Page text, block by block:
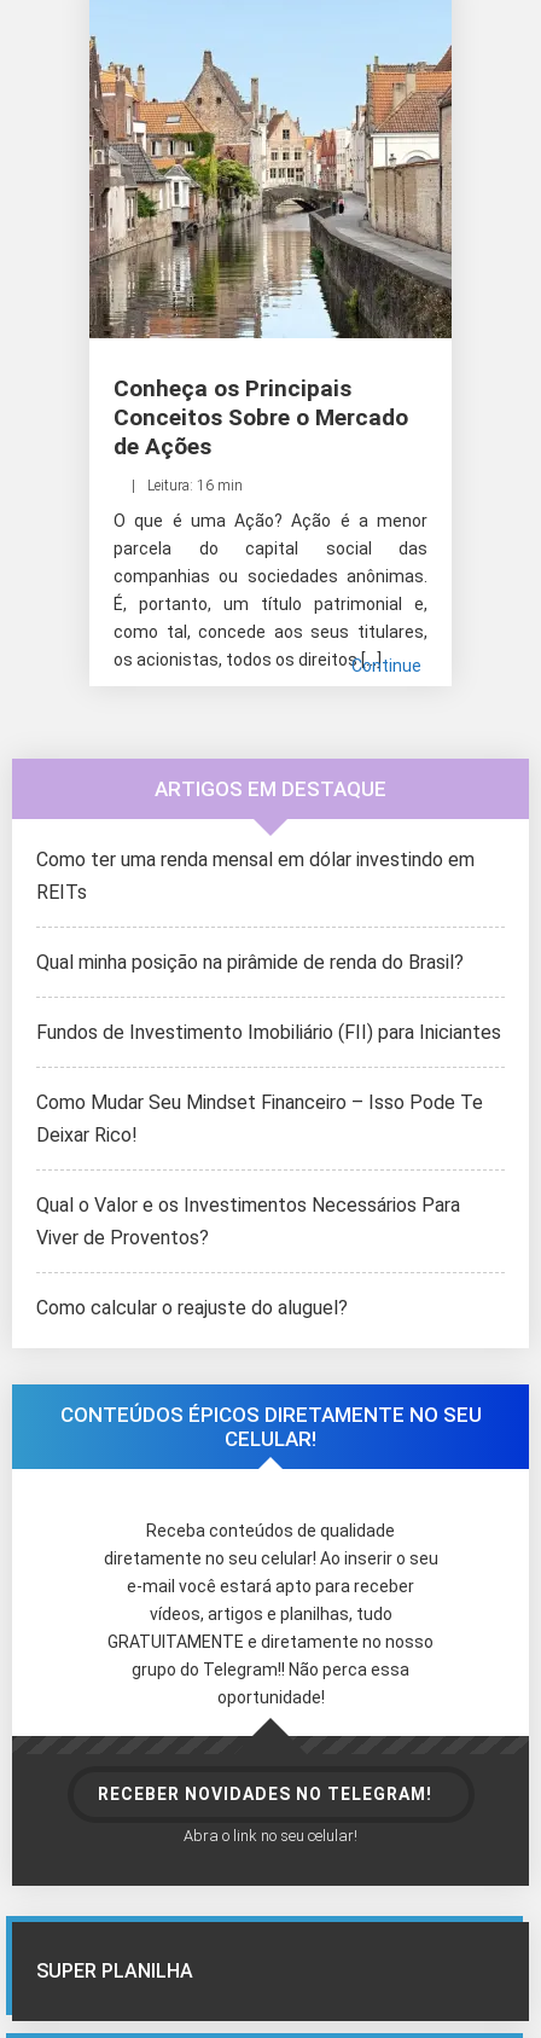
Conheça os Principais
Conceitos Sobre o Mercado
de Ações
Leitura: 16 min
O que é uma Ação? Ação é a menor
parcela do capital social das
companhias ou sociedades anônimas.
É, portanto, um título patrimonial e,
como tal, concede aos seus titulares,
os acionistas, todos os direitos […]Continue
ARTIGOS EM DESTAQUE
Como ter uma renda mensal em dólar investindo em
REITs
Qual minha posição na pirâmide de renda do Brasil?
Fundos de Investimento Imobiliário (FII) para Iniciantes
Como Mudar Seu Mindset Financeiro – Isso Pode Te
Deixar Rico!
Qual o Valor e os Investimentos Necessários Para
Viver de Proventos?
Como calcular o reajuste do aluguel?
CONTEÚDOS ÉPICOS DIRETAMENTE NO SEU
CELULAR!
Receba conteúdos de qualidade
diretamente no seu celular! Ao inserir o seu
e-mail você estará apto para receber
vídeos, artigos e planilhas, tudo
GRATUITAMENTE e diretamente no nosso
grupo do Telegram!! Não perca essa
oportunidade!
RECEBER NOVIDADES NO TELEGRAM!
Abra o link no seu celular!
SUPER PLANILHA